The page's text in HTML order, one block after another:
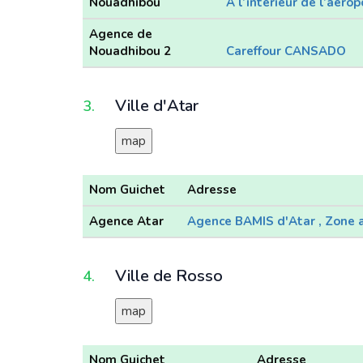
Agence de
Nouadhibou 2
Careffour CANSADO
3. Ville d'Atar
map
Nom Guichet
Adresse
Agence Atar
Agence BAMIS d'Atar , Zone
4. Ville de Rosso
map
Nom Guichet
Adresse